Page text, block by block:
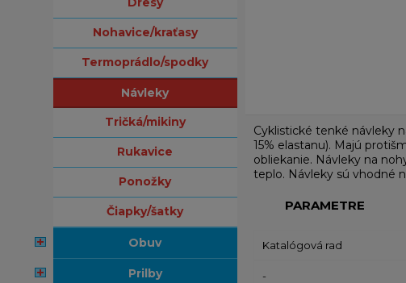
nohavice/kraťasy
termoprádlo/spodky
návleky
tričká/mikiny
rukavice
ponožky
čiapky/šatky
obuv
prilby
Cyklistické tenké návleky
15% elastanu). Majú
obliekanie. Návleky na
teplo. Návleky sú vhodné
PARAMETRE
Katalógová rad
-